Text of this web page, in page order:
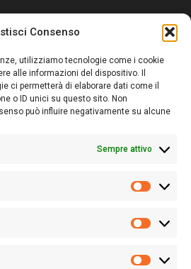
Consenso
utilizziamo tecnologie come i cookie
alle informazioni del dispositivo. Il
ci permetterà di elaborare dati come il
o ID unici su questo sito. Non
può influire negativamente su alcune
Sempre attivo
nasce per informare “liberamente” i
con un occhio rivolto al
al nostro futuro
09013 Carbonia